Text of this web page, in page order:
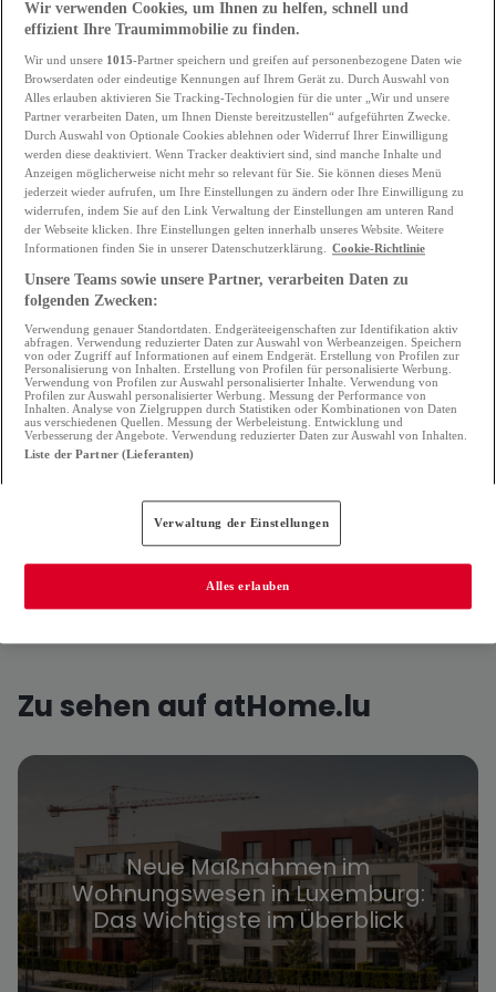
Viel Glück euch allen und schaut jeden Tag vorbei,
um eine neue Überraschung zu entdecken. 🎁✨
Die Regeln finden Sie hier.
Geschrieben von
01. Dezember 2025
Zu sehen auf atHome.lu
Neue Maßnahmen im
Wohnungswesen in Luxemburg:
Das Wichtigste im Überblick
Wir verwenden Cookies, um Ihnen zu helfen, schnell und
effizient Ihre Traumimmobilie zu finden.
Wir und unsere 1015-Partner speichern und greifen auf personenbezogene Daten wie
Browserdaten oder eindeutige Kennungen auf Ihrem Gerät zu. Durch Auswahl von
Alles erlauben aktivieren Sie Tracking-Technologien für die unter „Wir und unsere
Partner verarbeiten Daten, um Ihnen Dienste bereitzustellen“ aufgeführten Zwecke.
Durch Auswahl von Optionale Cookies ablehnen oder Widerruf Ihrer Einwilligung
werden diese deaktiviert. Wenn Tracker deaktiviert sind, sind manche Inhalte und
Anzeigen möglicherweise nicht mehr so relevant für Sie. Sie können dieses Menü
jederzeit wieder aufrufen, um Ihre Einstellungen zu ändern oder Ihre Einwilligung zu
widerrufen, indem Sie auf den Link Verwaltung der Einstellungen am unteren Rand
der Webseite klicken. Ihre Einstellungen gelten innerhalb unseres Website. Weitere
Informationen finden Sie in unserer Datenschutzerklärung.
Cookie-Richtlinie
Unsere Teams sowie unsere Partner, verarbeiten Daten zu
folgenden Zwecken:
Verwendung genauer Standortdaten. Endgeräteeigenschaften zur Identifikation aktiv
abfragen. Verwendung reduzierter Daten zur Auswahl von Werbeanzeigen. Speichern
von oder Zugriff auf Informationen auf einem Endgerät. Erstellung von Profilen zur
Personalisierung von Inhalten. Erstellung von Profilen für personalisierte Werbung.
Verwendung von Profilen zur Auswahl personalisierter Inhalte. Verwendung von
Profilen zur Auswahl personalisierter Werbung. Messung der Performance von
Inhalten. Analyse von Zielgruppen durch Statistiken oder Kombinationen von Daten
aus verschiedenen Quellen. Messung der Werbeleistung. Entwicklung und
Verbesserung der Angebote. Verwendung reduzierter Daten zur Auswahl von Inhalten.
Liste der Partner (Lieferanten)
Verwaltung der Einstellungen
Alles erlauben